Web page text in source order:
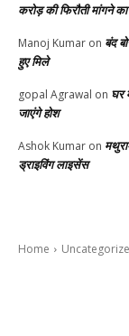
करोड़ की फिरौती मांगने
Manoj Kumar on बंद
हुए मिले
gopal Agrawal on घर
जाएंगे होश
Ashok Kumar on
ड्राइविंग लाइसेंस